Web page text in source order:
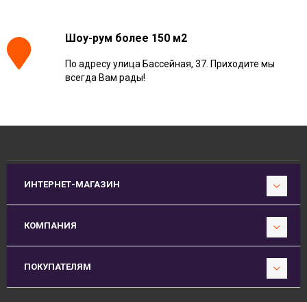
Шоу-рум более 150 м2
По адресу улица Бассейная, 37. Приходите мы
всегда Вам рады!
ИНТЕРНЕТ-МАГАЗИН
КОМПАНИЯ
ПОКУПАТЕЛЯМ